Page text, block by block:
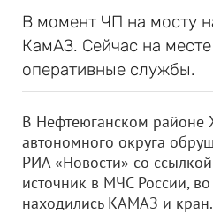
В момент ЧП на мосту
КамАЗ. Сейчас на
оперативные службы.
В Нефтеюганском районе
автономного округа
РИА «Новости» со
источник в МЧС России,
находились КАМАЗ и кран.